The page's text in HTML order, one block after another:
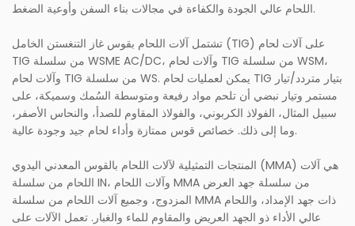
اللحام عالي الجودة والكفاءة في مجالات بناء السفن وأوعية الضغط.
تشتمل آلات اللحام بقوس غاز التنغستن الخامل (TIG) على آلات لحام
TIG من سلسلة WSME AC/DC، وآلات لحام TIG من سلسلة WSM،
وآلات لحام TIG من سلسلة WS. يمكن لعمليات لحام TIG بتيار متردد/تيار
مستمر وتيار نبضي أن تلحم مواد رفيعة ومتوسطة السُمك وسميكة، على
سبيل المثال، الفولاذ الكربوني، والفولاذ المقاوم للصدأ، والنحاس الأصفر،
وما إلى ذلك. خصائص قوس ممتازة وأداء لحام جيد وجودة عالية.
المنتجات التمثيلية لآلات اللحام بالقوس المعدني اليدوي (MMA) هي آلات
اللحام من سلسلة IN، وآلات اللحام MMA من سلسلة جهد العرض
المزدوج، وجميع آلات اللحام من سلسلة MMA ذات جهد الإمداد، واللحام
عالي الأداء ذو ​​الجهد العريض والمقاوم للماء والغبار. تعمل الآلات على